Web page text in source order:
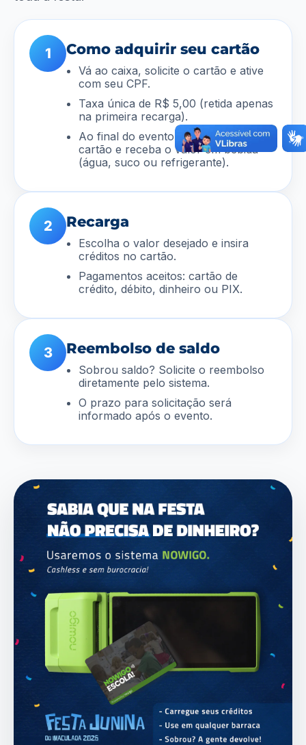
1 Como adquirir seu cartão
Vá ao caixa, solicite o cartão e ative
com seu CPF.
Taxa única de R$ 5,00 (retida apenas
na primeira recarga).
Ao final do evento, devolva seu
cartão e receba o valor em bebida
(água, suco ou refrigerante).
2 Recarga
Escolha o valor desejado e insira
créditos no cartão.
Pagamentos aceitos: cartão de
crédito, débito, dinheiro ou PIX.
3 Reembolso de saldo
Sobrou saldo? Solicite o reembolso
diretamente pelo sistema.
O prazo para solicitação será
informado após o evento.